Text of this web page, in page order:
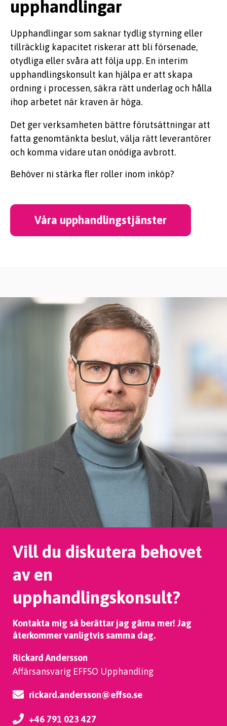
upphandlingar
Upphandlingar som saknar tydlig styrning eller
tillräcklig kapacitet riskerar att bli försenade,
otydliga eller svåra att följa upp. En interim
upphandlingskonsult kan hjälpa er att skapa
ordning i processen, säkra rätt underlag och hålla
ihop arbetet när kraven är höga.
Det ger verksamheten bättre förutsättningar att
fatta genomtänkta beslut, välja rätt leverantörer
och komma vidare utan onödiga avbrott.
Behöver ni stärka fler roller inom inköp?
Våra upphandlingstjänster
Vill du diskutera behovet
av en
upphandlingskonsult?
Kontakta mig så berättar jag gärna mer! Jag
återkommer vanligtvis samma dag.
Rickard Andersson
Affärsansvarig EFFSO Upphandling
rickard.andersson@effso.se
+46 791 023 427